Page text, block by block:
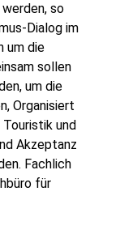
so
Dialog im
um die
sollen
um die
Organisiert
und
Akzeptanz
Fachlich
für